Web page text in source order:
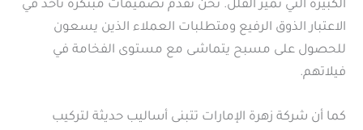
الكبيرة التي تميز الفلل. نحن نقدم تصميمات مبتكرة تأخذ في
الاعتبار الذوق الرفيع ومتطلبات العملاء الذين يسعون
للحصول على مسبح يتماشى مع مستوى الفخامة في
فيلاتهم.
كما أن شركة زهرة الإمارات تتبنى أساليب حديثة لتركيب